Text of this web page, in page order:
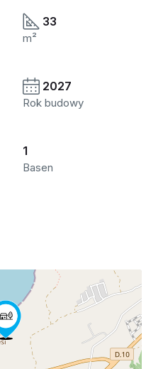
33
m²
2027
Rok budowy
1
Basen